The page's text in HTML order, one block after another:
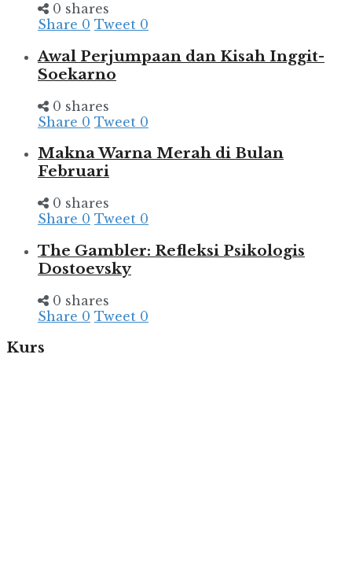
0 shares
Share 0 Tweet 0
Awal Perjumpaan dan Kisah Inggit-
Soekarno
0 shares
Share 0 Tweet 0
Makna Warna Merah di Bulan
Februari
0 shares
Share 0 Tweet 0
The Gambler: Refleksi Psikologis
Dostoevsky
0 shares
Share 0 Tweet 0
Kurs